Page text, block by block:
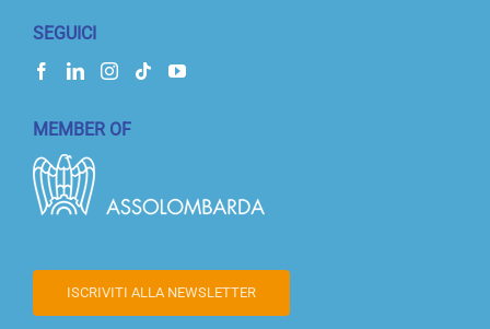
SEGUICI
MEMBER OF
ISCRIVITI ALLA NEWSLETTER